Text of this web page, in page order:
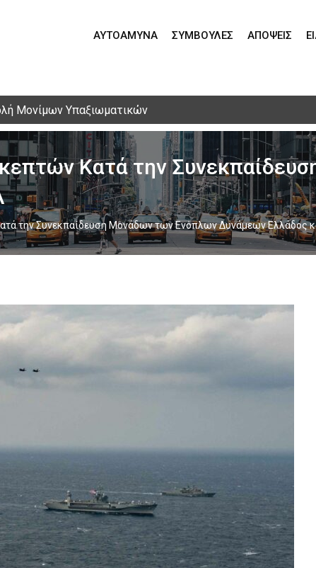
ΑΥΤΟΆΜΥΝΑ
ΣΥΜΒΟΥΛΈΣ ΑΠΌΨΕΙΣ
Μονίμων Υπαξιωματικών
Κατά την
την Συνεκπαίδευση Μονάδων των Ενόπλων Δυνάμεων Ελλάδος